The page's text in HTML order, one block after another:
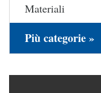
Materiali
Più categorie »